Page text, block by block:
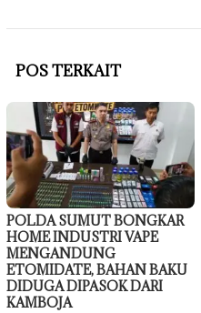
POS TERKAIT
POLDA SUMUT BONGKAR
HOME INDUSTRI VAPE
MENGANDUNG
ETOMIDATE, BAHAN BAKU
DIDUGA DIPASOK DARI
KAMBOJA